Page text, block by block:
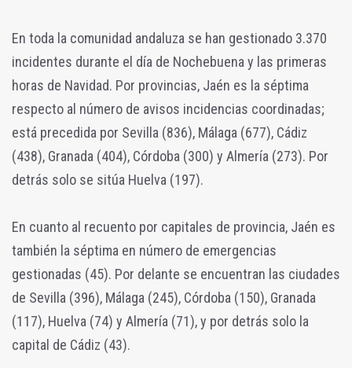
En toda la comunidad andaluza se han gestionado 3.370
incidentes durante el día de Nochebuena y las primeras
horas de Navidad. Por provincias, Jaén es la séptima
respecto al número de avisos incidencias coordinadas;
está precedida por Sevilla (836), Málaga (677), Cádiz
(438), Granada (404), Córdoba (300) y Almería (273). Por
detrás solo se sitúa Huelva (197).
En cuanto al recuento por capitales de provincia, Jaén es
también la séptima en número de emergencias
gestionadas (45). Por delante se encuentran las ciudades
de Sevilla (396), Málaga (245), Córdoba (150), Granada
(117), Huelva (74) y Almería (71), y por detrás solo la
capital de Cádiz (43).